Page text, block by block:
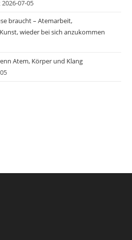
2026-07-05
braucht – Atemarbeit,
wieder bei sich anzukommen
Atem, Körper und Klang